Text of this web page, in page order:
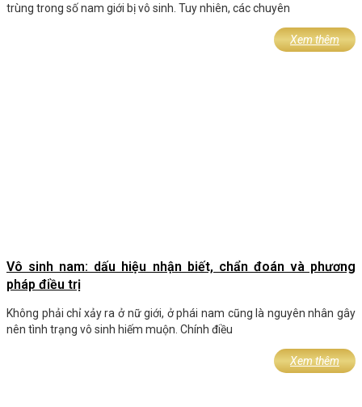
trùng trong số nam giới bị vô sinh. Tuy nhiên, các chuyên
Xem thêm
Vô sinh nam: dấu hiệu nhận biết, chẩn đoán và phương
pháp điều trị
Không phải chỉ xảy ra ở nữ giới, ở phái nam cũng là nguyên nhân gây
nên tình trạng vô sinh hiếm muộn. Chính điều
Xem thêm